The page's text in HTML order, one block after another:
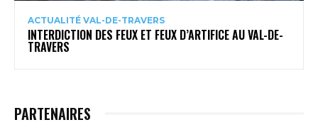
ACTUALITÉ VAL-DE-TRAVERS
INTERDICTION DES FEUX ET FEUX D’ARTIFICE AU VAL-DE-
TRAVERS
PARTENAIRES